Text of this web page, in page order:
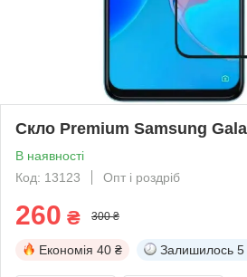
Скло Premium Samsung
В наявності
Код: 13123
Опт і роздріб
260 ₴ 300 ₴
Економія 40 ₴ Залишилось 5